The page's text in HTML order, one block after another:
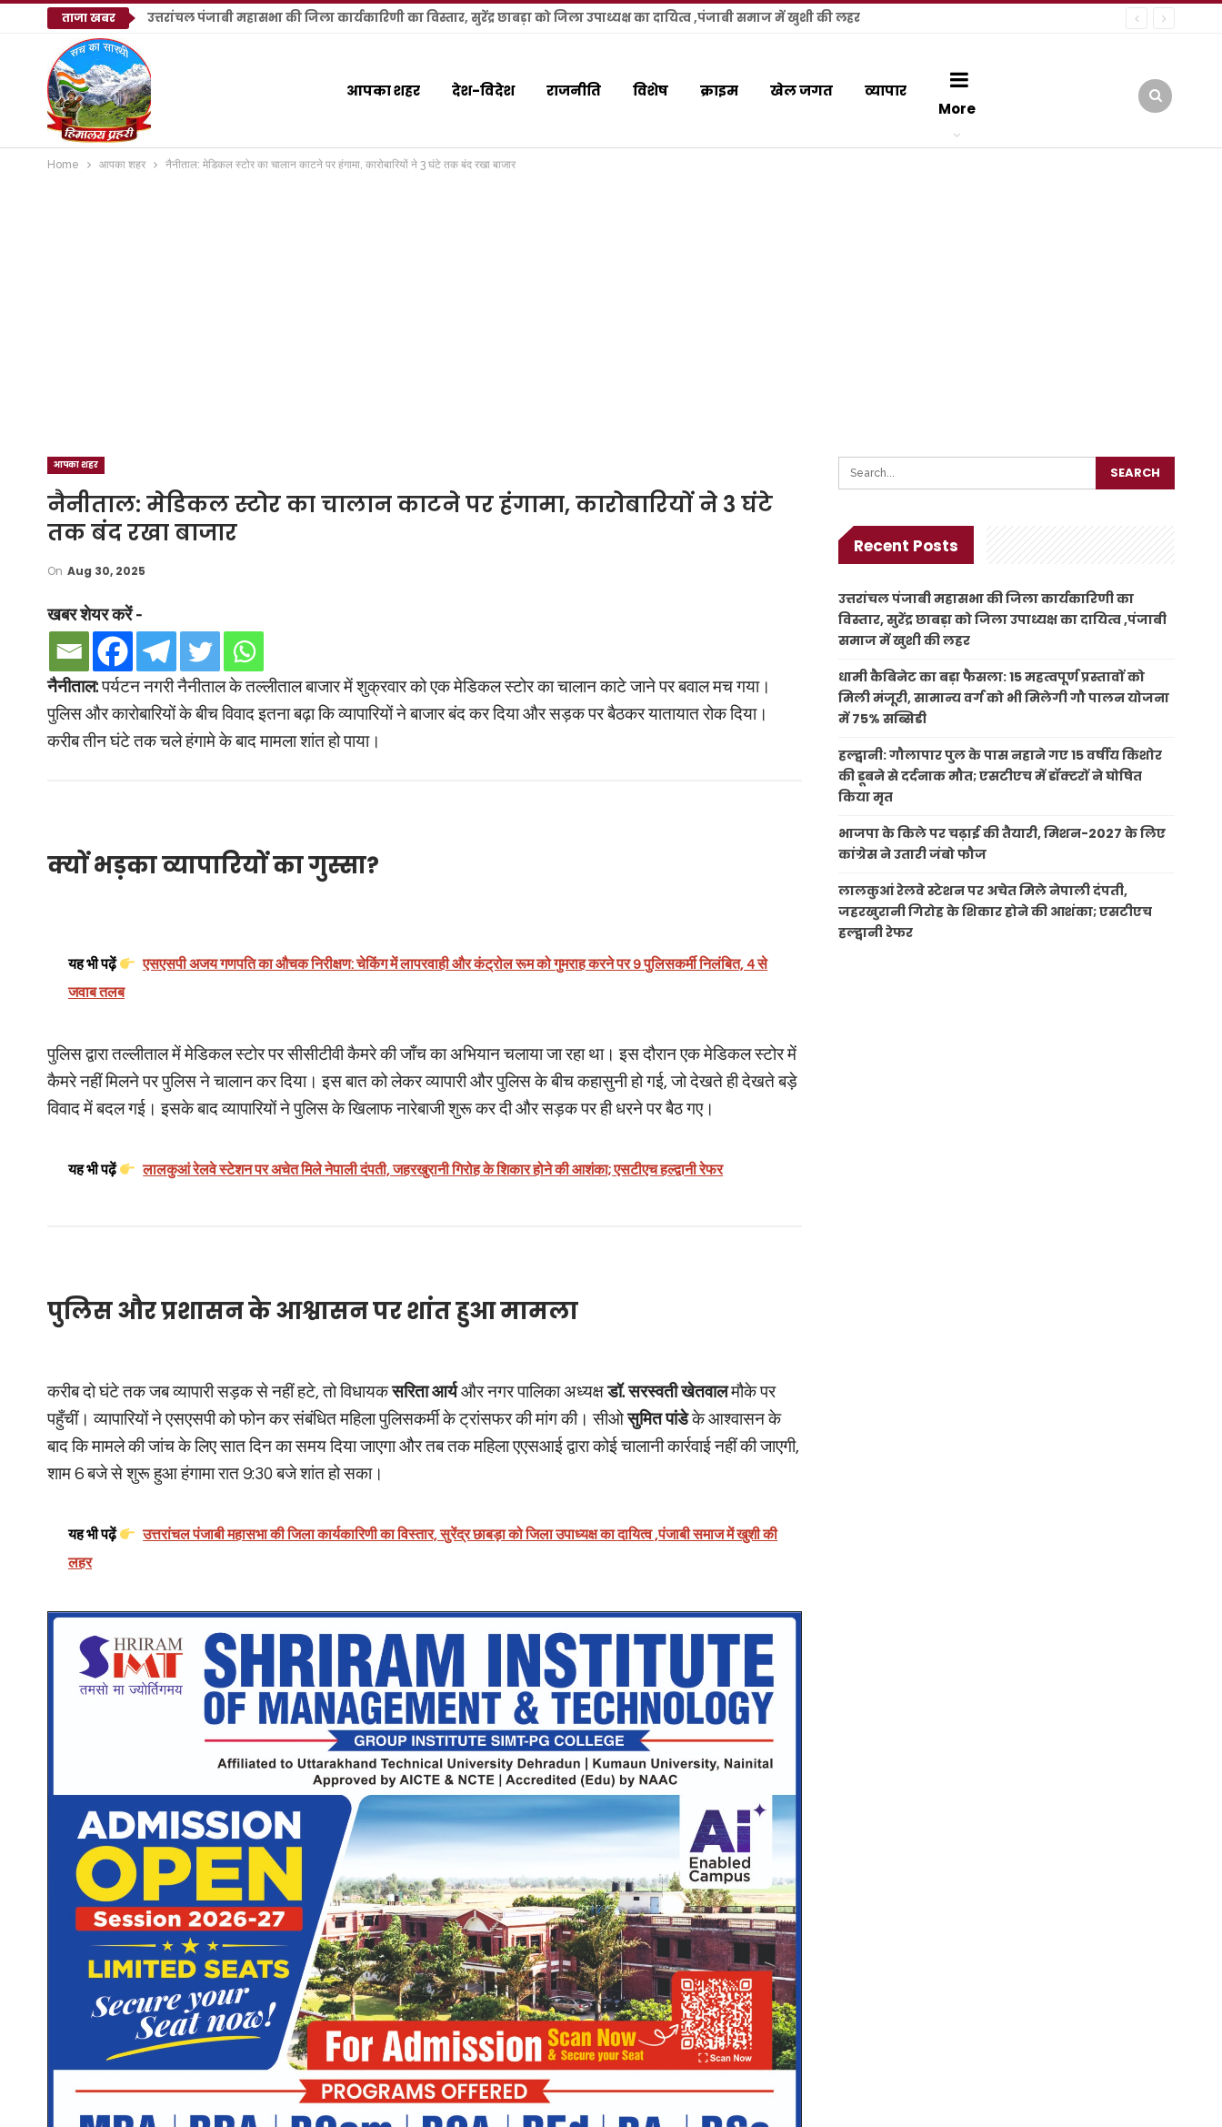
ताजा खबर उत्तरांचल पंजाबी महासभा की जिला कार्यकारिणी का विस्तार, सुरेंद्र छाबड़ा को जिला उपाध्यक्ष का दायित्व ,पंजाबी समाज में खुशी की लहर
आपका शहर देश-विदेश राजनीति विशेष क्राइम खेल जगत
व्यापार
More
Home आपका शहर नैनीताल: मेडिकल स्टोर का चालान काटने पर हंगामा, कारोबारियों ने 3 घंटे तक बंद रखा बाजार
आपका शहर
नैनीताल: मेडिकल स्टोर का चालान काटने पर हंगामा, कारोबारियों ने 3 घंटे
तक बंद रखा बाजार
On Aug 30, 2025
खबर शेयर करें -
नैनीताल:पर्यटन नगरी नैनीताल के तल्लीताल बाजार में शुक्रवार को एक मेडिकल स्टोर का चालान काटे जाने पर बवाल मच गया।
पुलिस और कारोबारियों के बीच विवाद इतना बढ़ा कि व्यापारियों ने बाजार बंद कर दिया और सड़क पर बैठकर यातायात रोक दिया।
करीब तीन घंटे तक चले हंगामे के बाद मामला शांत हो पाया।
क्यों भड़का व्यापारियों का गुस्सा?
यह भी पढ़ें
एसएसपी अजय गणपति का औचक निरीक्षण: चेकिंग में लापरवाही और कंट्रोल रूम को गुमराह करने पर 9 पुलिसकर्मी निलंबित, 4 से
जवाब तलब
पुलिस द्वारा तल्लीताल में मेडिकल स्टोर पर सीसीटीवी कैमरे की जाँच का अभियान चलाया जा रहा था। इस दौरान एक मेडिकल स्टोर में
कैमरे नहीं मिलने पर पुलिस ने चालान कर दिया। इस बात को लेकर व्यापारी और पुलिस के बीच कहासुनी हो गई, जो देखते ही देखते बड़े
विवाद में बदल गई। इसके बाद व्यापारियों ने पुलिस के खिलाफ नारेबाजी शुरू कर दी और सड़क पर ही धरने पर बैठ गए।
यह भी पढ़ें लालकुआं रेलवे स्टेशन पर अचेत मिले नेपाली दंपती, जहरखुरानी गिरोह के शिकार होने की आशंका; एसटीएच हल्द्वानी रेफर
पुलिस और प्रशासन के आश्वासन पर शांत हुआ मामला
करीब दो घंटे तक जब व्यापारी सड़क से नहीं हटे, तो विधायकसरिता आर्यऔर नगर पालिका अध्यक्षडॉ. सरस्वती खेतवालमौके पर
पहुँचीं। व्यापारियों ने एसएसपी को फोन कर संबंधित महिला पुलिसकर्मी के ट्रांसफर की मांग की। सीओसुमित पांडेके आश्वासन के
बाद कि मामले की जांच के लिए सात दिन का समय दिया जाएगा और तब तक महिला एएसआई द्वारा कोई चालानी कार्रवाई नहीं की जाएगी,
शाम 6 बजे से शुरू हुआ हंगामा रात 9:30 बजे शांत हो सका।
यह भी पढ़ें
उत्तरांचल पंजाबी महासभा की जिला कार्यकारिणी का विस्तार, सुरेंद्र छाबड़ा को जिला उपाध्यक्ष का दायित्व ,पंजाबी समाज में खुशी की
लहर
Recent Posts
उत्तरांचल पंजाबी महासभा की जिला कार्यकारिणी का
विस्तार, सुरेंद्र छाबड़ा को जिला उपाध्यक्ष का दायित्व ,पंजाबी
समाज में खुशी की लहर
धामी कैबिनेट का बड़ा फैसला: 15 महत्वपूर्ण प्रस्तावों को
मिली मंजूरी, सामान्य वर्ग को भी मिलेगी गौ पालन योजना
में 75% सब्सिडी
हल्द्वानी: गौलापार पुल के पास नहाने गए 15 वर्षीय किशोर
की डूबने से दर्दनाक मौत; एसटीएच में डॉक्टरों ने घोषित
किया मृत
भाजपा के किले पर चढ़ाई की तैयारी, मिशन-2027 के लिए
कांग्रेस ने उतारी जंबो फौज
लालकुआं रेलवे स्टेशन पर अचेत मिले नेपाली दंपती,
जहरखुरानी गिरोह के शिकार होने की आशंका; एसटीएच
हल्द्वानी रेफर